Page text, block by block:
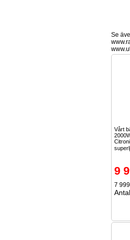
Se
Vårt
9
7
Antal